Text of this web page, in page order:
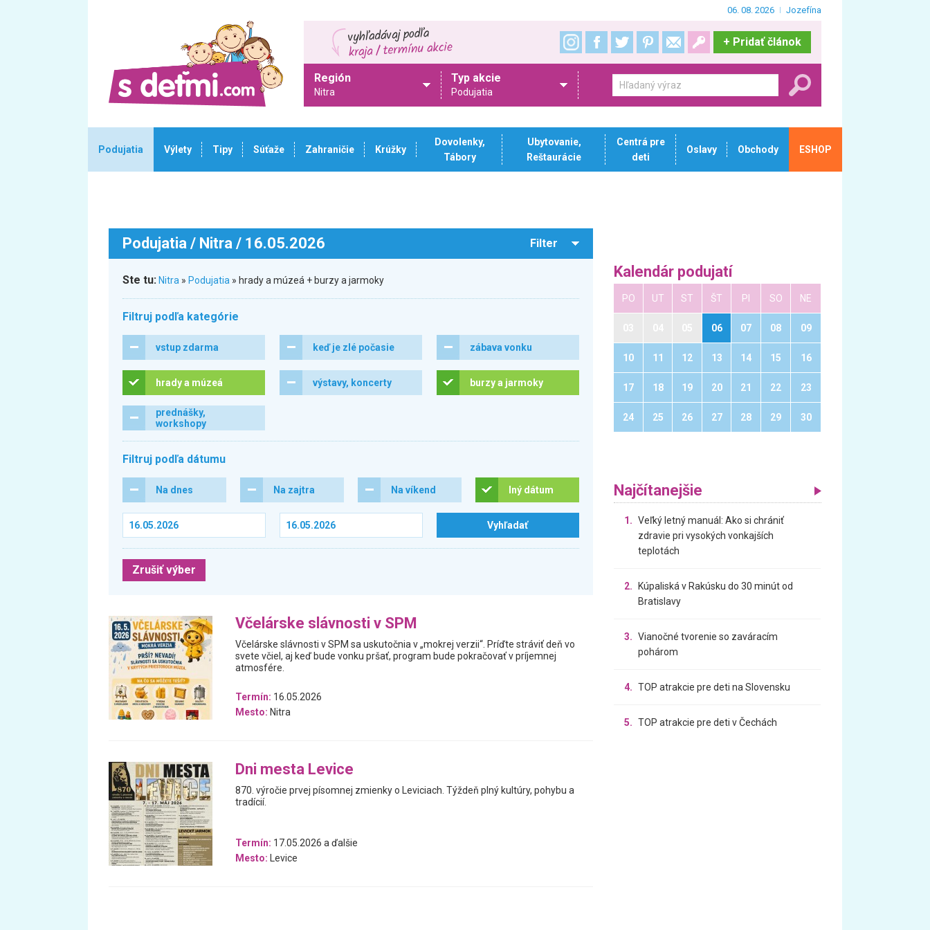
06. 08. 2026 Jozefína
+ Pridať článok
Región
Nitra
Typ akcie
Podujatia
Podujatia Výlety Tipy Súťaže Zahraničie Krúžky
Dovolenky,
Tábory
Ubytovanie,
Reštaurácie
Centrá pre
deti
Oslavy Obchody ESHOP
Podujatia / Nitra / 16.05.2026 Filter
Ste tu: Nitra » Podujatia » hrady a múzeá + burzy a jarmoky
Filtruj podľa kategórie
vstup zdarma keď je zlé počasie zábava vonku
hrady a múzeá výstavy, koncerty burzy a jarmoky
prednášky,
workshopy
Filtruj podľa dátumu
Na dnes Na zajtra Na víkend Iný dátum
Zrušiť výber
Včelárske slávnosti v SPM
Včelárske slávnosti v SPM sa uskutočnia v „mokrej verzii“. Príďte stráviť deň vo
svete včiel, aj keď bude vonku pršať, program bude pokračovať v príjemnej
atmosfére.
Termín: 16.05.2026
Mesto: Nitra
Dni mesta Levice
870. výročie prvej písomnej zmienky o Leviciach. Týždeň plný kultúry, pohybu a
tradícií.
Termín: 17.05.2026 a ďalšie
Mesto: Levice
Kalendár podujatí
PO UT ST ŠT PI SO NE
06 07 08 09
10 11 12 13 14 15 16
17 18 19 20 21 22 23
24 25 26 27 28 29 30
Najčítanejšie
1. Veľký letný manuál: Ako si chrániť
zdravie pri vysokých vonkajších
teplotách
2.
Kúpaliská v Rakúsku do 30 minút od
Bratislavy
3. Vianočné tvorenie so zaváracím
pohárom
4. TOP atrakcie pre deti na Slovensku
5. TOP atrakcie pre deti v Čechách